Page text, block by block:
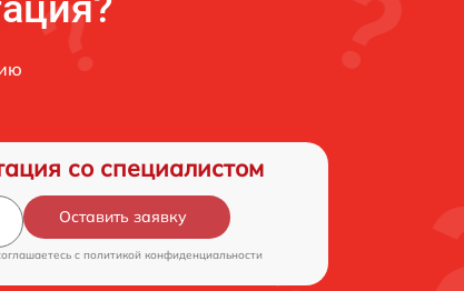
со специалистом
Оставить заявку
c политикой конфиденциальности